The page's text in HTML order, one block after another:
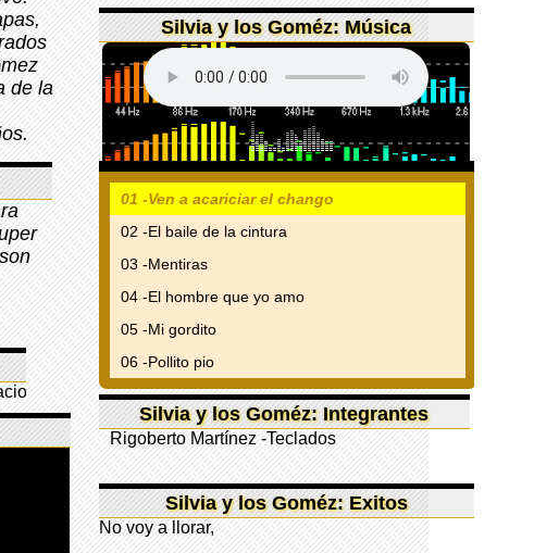
de la
Silvia y los Goméz: Música
01 -Ven a acariciar el chango
02 -El baile de la cintura
03 -Mentiras
04 -El hombre que yo amo
05 -Mi gordito
06 -Pollito pio
Silvia y los Goméz: Integrantes
Rigoberto Martínez -Teclados
Silvia y los Goméz: Exitos
No voy a llorar,